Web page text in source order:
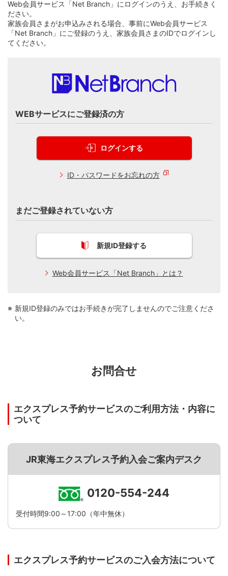
Web会員サービス「Net Branch」にログインのうえ、お手続きく
ださい。
家族会員さまがお申込みされる場合、事前にWeb会員サービス
「Net Branch」にご登録のうえ、家族会員さまのIDでログインし
てください。
WEBサービスにご登録済の方
ログインする
ID・パスワードをお忘れの方
まだご登録されていない方
新規ID登録する
Web会員サービス「Net Branch」とは？
新規ID登録のみではお手続きが完了しませんのでご注意くださ
い。
お問合せ
エクスプレス予約サービスのご利用方法・内容に
ついて
JR東海エクスプレス予約入会ご案内デスク
0120-554-244
受付時間9:00～17:00（年中無休）
エクスプレス予約サービスのご入会方法について